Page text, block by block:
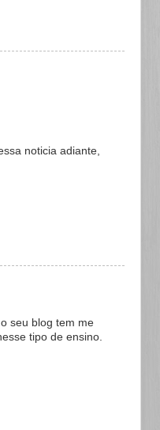
noticia adiante,
seu blog tem me
tipo de ensino.